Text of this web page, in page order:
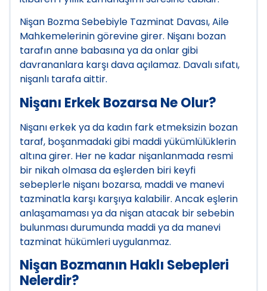
Nişan Bozma Sebebiyle Tazminat Davası, Aile
Mahkemelerinin görevine girer. Nişanı bozan
tarafın anne babasına ya da onlar gibi
davrananlara karşı dava açılamaz. Davalı sıfatı,
nişanlı tarafa aittir.
Nişanı Erkek Bozarsa Ne Olur?
Nişanı erkek ya da kadın fark etmeksizin bozan
taraf, boşanmadaki gibi maddi yükümlülüklerin
altına girer. Her ne kadar nişanlanmada resmi
bir nikah olmasa da eşlerden biri keyfi
sebeplerle nişanı bozarsa, maddi ve manevi
tazminatla karşı karşıya kalabilir. Ancak eşlerin
anlaşamaması ya da nişan atacak bir sebebin
bulunması durumunda maddi ya da manevi
tazminat hükümleri uygulanmaz.
Nişan Bozmanın Haklı Sebepleri
Nelerdir?